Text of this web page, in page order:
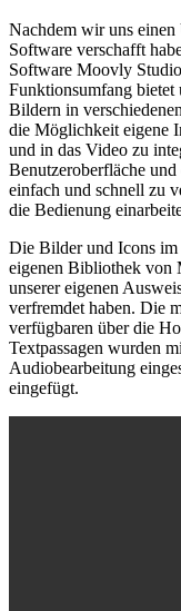
Nachdem wir uns
Software verschafft
Software Moovly
Funktionsumfang
Bildern in
die Möglichkeit eigene
und in das Video zu
Benutzeroberfläche
einfach und schnell zu
die Bedienung
Die Bilder und Icons im
eigenen Bibliothek von
unserer eigenen
verfremdet haben. Die
verfügbaren über die
Textpassagen wurden
Audiobearbeitung
eingefügt.